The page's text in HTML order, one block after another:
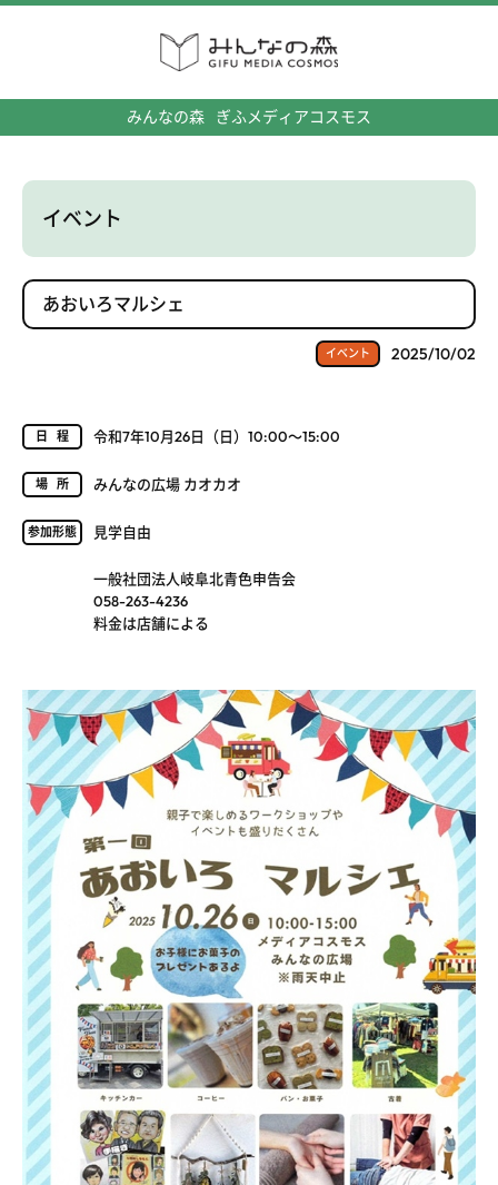
みんなの森 ぎふメディアコスモス
イベント
あおいろマルシェ
イベント 2025/10/02
日程 令和7年10月26日（日）10:00～15:00
場所 みんなの広場 カオカオ
参加形態 見学自由
一般社団法人岐阜北青色申告会
058-263-4236
料金は店舗による